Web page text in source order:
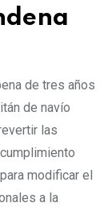
de tres años
de navío
las
modificar el
a la